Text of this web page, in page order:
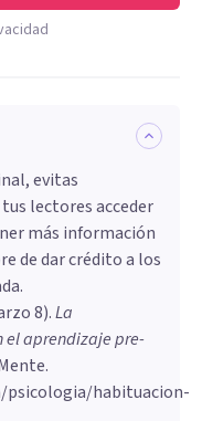
evitas
lectores acceder
más información
de dar crédito a los
8).​La
el aprendizaje pre-
habituacion-